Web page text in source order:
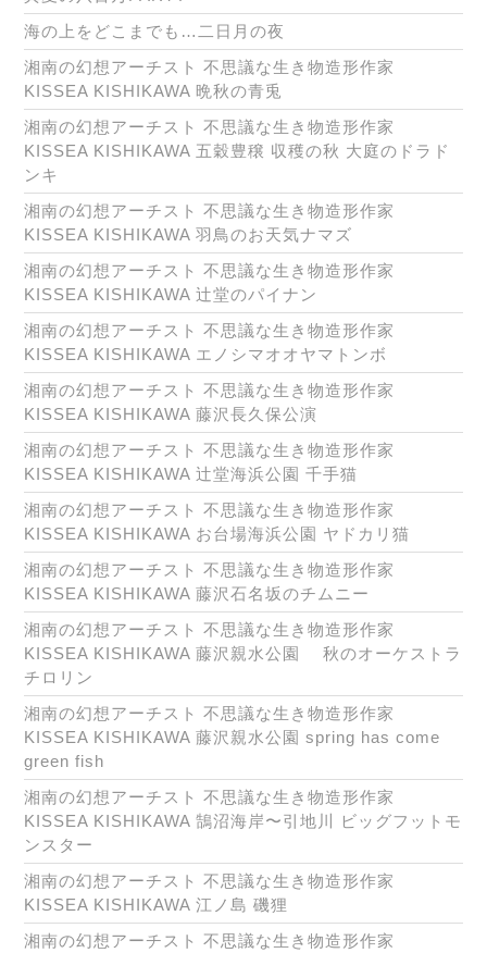
海の上をどこまでも…二日月の夜
湘南の幻想アーチスト 不思議な生き物造形作家
KISSEA KISHIKAWA 晩秋の青兎
湘南の幻想アーチスト 不思議な生き物造形作家
KISSEA KISHIKAWA 五穀豊穣 収穫の秋 大庭のドラド
ンキ
湘南の幻想アーチスト 不思議な生き物造形作家
KISSEA KISHIKAWA 羽鳥のお天気ナマズ
湘南の幻想アーチスト 不思議な生き物造形作家
KISSEA KISHIKAWA 辻堂のパイナン
湘南の幻想アーチスト 不思議な生き物造形作家
KISSEA KISHIKAWA エノシマオオヤマトンボ
湘南の幻想アーチスト 不思議な生き物造形作家
KISSEA KISHIKAWA 藤沢長久保公演
湘南の幻想アーチスト 不思議な生き物造形作家
KISSEA KISHIKAWA 辻堂海浜公園 千手猫
湘南の幻想アーチスト 不思議な生き物造形作家
KISSEA KISHIKAWA お台場海浜公園 ヤドカリ猫
湘南の幻想アーチスト 不思議な生き物造形作家
KISSEA KISHIKAWA 藤沢石名坂のチムニー
湘南の幻想アーチスト 不思議な生き物造形作家
KISSEA KISHIKAWA 藤沢親水公園 秋のオーケストラ
チロリン
湘南の幻想アーチスト 不思議な生き物造形作家
KISSEA KISHIKAWA 藤沢親水公園 spring has come
green fish
湘南の幻想アーチスト 不思議な生き物造形作家
KISSEA KISHIKAWA 鵠沼海岸〜引地川 ビッグフットモ
ンスター
湘南の幻想アーチスト 不思議な生き物造形作家
KISSEA KISHIKAWA 江ノ島 磯狸
湘南の幻想アーチスト 不思議な生き物造形作家